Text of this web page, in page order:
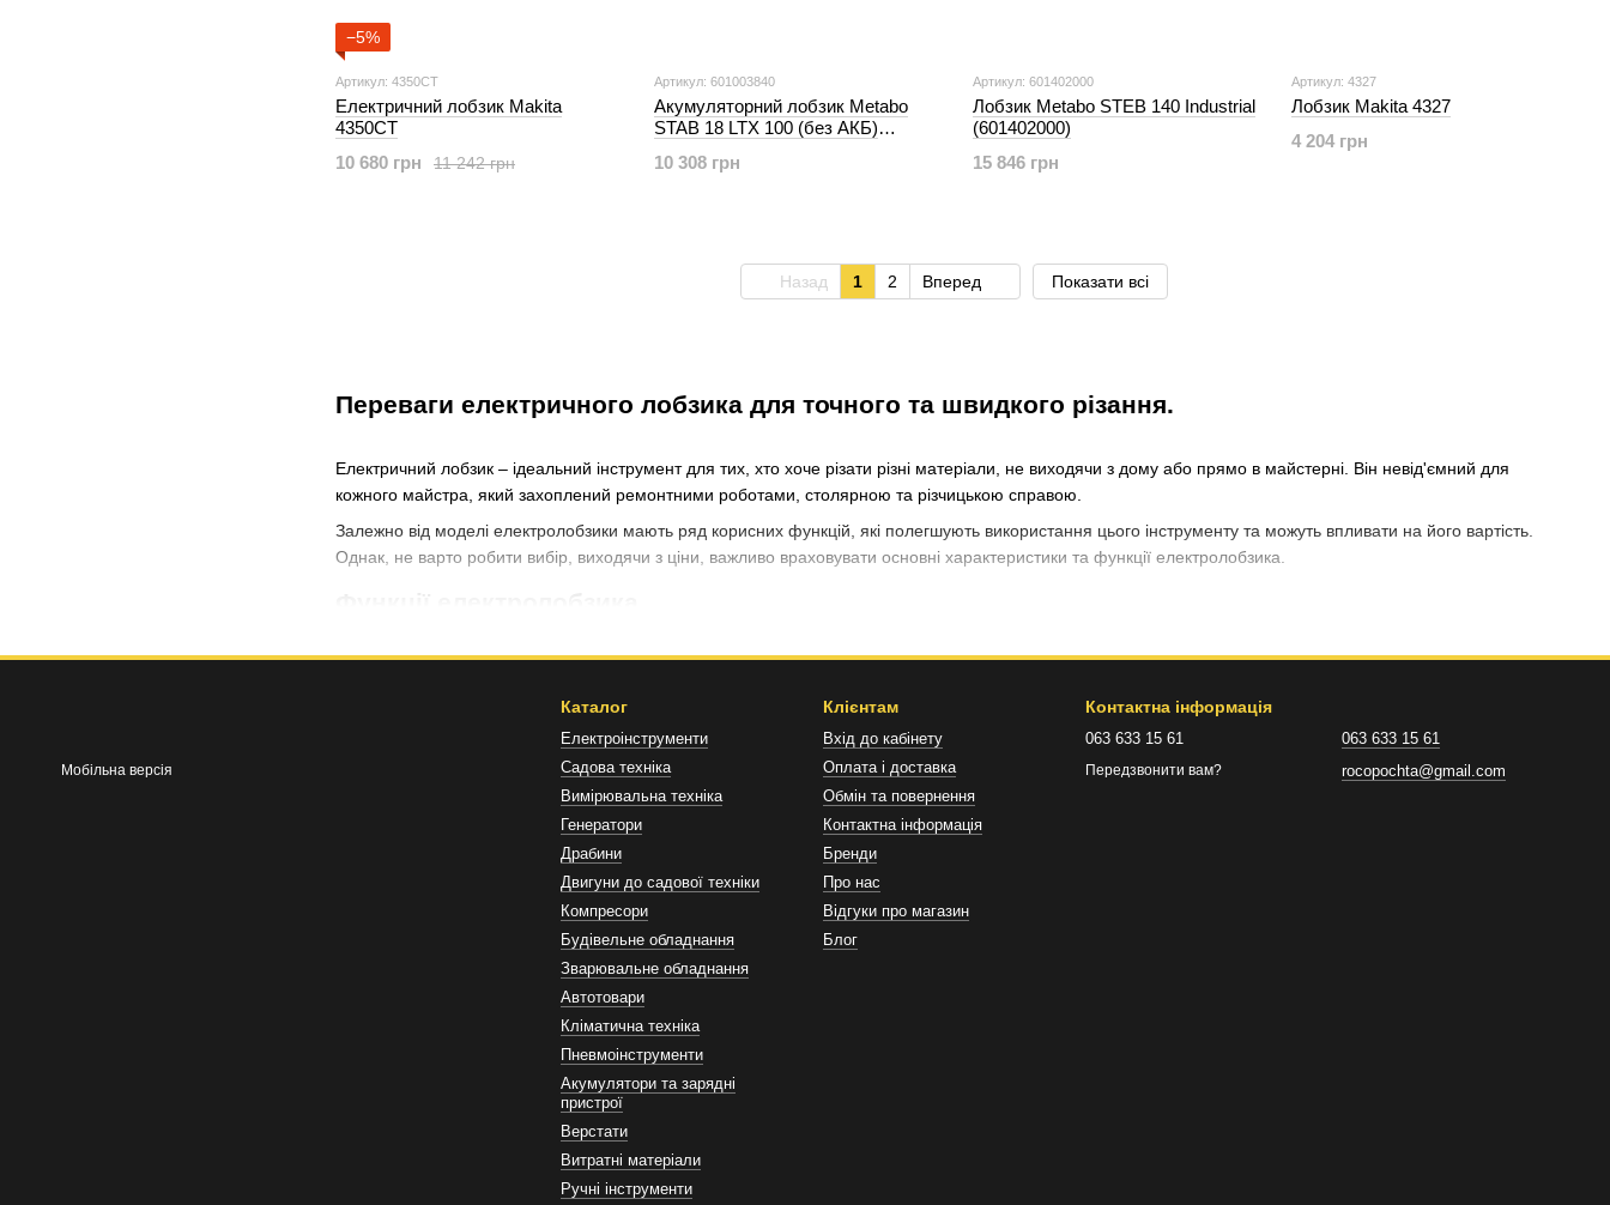
Переваги електричного лобзика для точного та швидкого різання.
Електричний лобзик – ідеальний інструмент для тих, хто хоче різати різні матеріали, не виходячи з дому або прямо в майстерні. Він невід'ємний для
кожного майстра, який захоплений ремонтними роботами, столярною та різчицькою справою.
Залежно від моделі електролобзики мають ряд корисних функцій, які полегшують використання цього інструменту та можуть впливати на його вартість.
Однак, не варто робити вибір, виходячи з ціни, важливо враховувати основні характеристики та функції електролобзика.
Цей інструмент – справжній витвір мистецтва серед ручних пилок, він оснащений електромотором, який забезпечує швидке та акуратне виконання робіт за
За допомогою електролобзика можна виконувати поздовжнє, поперечне та фігурне різання різних матеріалів. У роботах можуть бути використані:
Деревина, пластмаса, гіпсокартон, метал, ламінат та плитка;
Пінопласт, оргскло та інші матеріали;
вирізка круглих отворів різного діаметра;
Створення отворів різної форми та розмірів.
Конструктивні особливості електролобзика
−5%
Артикул: 4350CT
Електричний лобзик Makita
4350CT
11 242 грн
10 680 грн
Артикул: 601003840
Акумуляторний лобзик Metabo
STAB 18 LTX 100 (без АКБ)
10 308 грн
Артикул: 601402000
Лобзик Metabo STEB 140 Industrial
(601402000)
15 846 грн
Артикул: 4327
Лобзик Makita 4327
4 204 грн
Назад 1 2 Вперед Показати всі
Мобільна версія
Каталог
Електроінструменти
Садова техніка
Вимірювальна техніка
Генератори
Драбини
Двигуни до садової техніки
Компресори
Будівельне обладнання
Зварювальне обладнання
Автотовари
Кліматична техніка
Пневмоінструменти
Акумулятори та зарядні
пристрої
Верстати
Витратні матеріали
Ручні інструменти
Клієнтам
Вхід до кабінету
Оплата і доставка
Обмін та повернення
Контактна інформація
Бренди
Про нас
Відгуки про магазин
Блог
Контактна інформація
063 633 15 61
Передзвонити вам?
063 633 15 61
rocopochta@gmail.com